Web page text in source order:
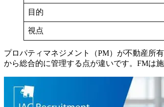
目的
視点
プロパティマネジメント（PM）が不動産所
から総合的に管理する点が違いです。FMは